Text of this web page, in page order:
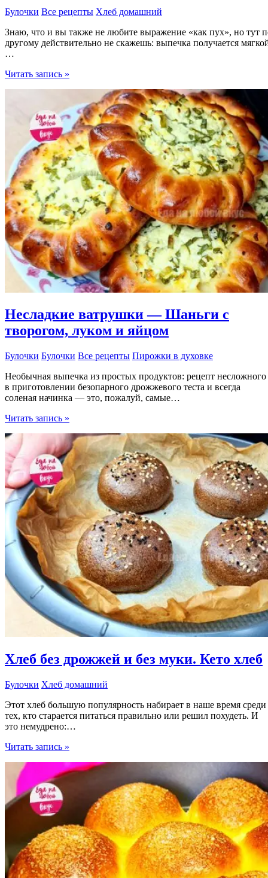
Булочки Все рецепты Хлеб домашний
Знаю, что и вы также не любите выражение «как пух», но тут
другому действительно не скажешь: выпечка получается
…
Сдобный
скучных
булочек
Читать запись »
Несладкие ватрушки — Шаньги с
творогом, луком и яйцом
Булочки Булочки Все рецепты Пирожки в духовке
Необычная выпечка из простых продуктов: рецепт несложного
в приготовлении безопарного дрожжевого теста и всегда
соленая начинка — это, пожалуй, самые…
Несладкие
—
Шаньги
с
творогом,
луком
и
яйцом
Читать запись »
Хлеб без дрожжей и без муки. Кето хлеб
Булочки Хлеб домашний
Этот хлеб большую популярность набирает в наше время среди
тех, кто старается питаться правильно или решил похудеть. И
это немудрено:…
Хлеб
дрожжей
муки.
Кето
Читать запись »